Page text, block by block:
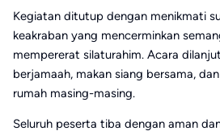
Kegiatan ditutup dengan menikmati
keakraban yang mencerminkan
mempererat silaturahim. Acara
berjamaah, makan siang bersama,
rumah masing-masing.
Seluruh peserta tiba dengan aman